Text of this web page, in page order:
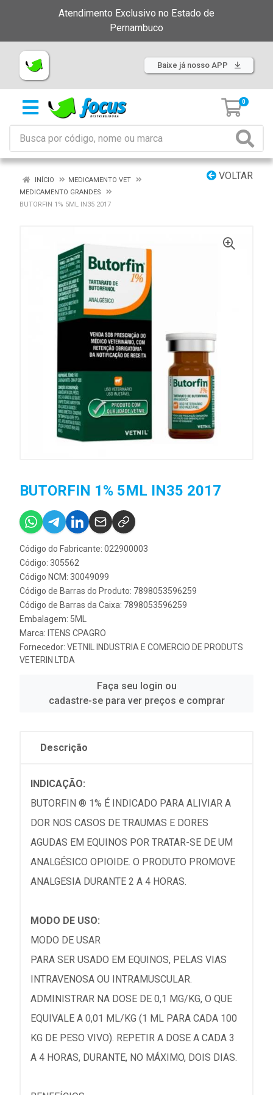
Atendimento Exclusivo no Estado de
Pernambuco
Baixe já nosso APP
0
VOLTAR
INÍCIO
MEDICAMENTO VET
MEDICAMENTO GRANDES
BUTORFIN 1% 5ML IN35 2017
BUTORFIN 1% 5ML IN35 2017
Código do Fabricante: 022900003
Código: 305562
Código NCM: 30049099
Código de Barras do Produto: 7898053596259
Código de Barras da Caixa: 7898053596259
Embalagem: 5ML
Marca: ITENS CPAGRO
Fornecedor: VETNIL INDUSTRIA E COMERCIO DE PRODUTS
VETERIN LTDA
Faça seu login ou
cadastre-se para ver preços e comprar
Descrição
INDICAÇÃO:
BUTORFIN ® 1% É INDICADO PARA ALIVIAR A
DOR NOS CASOS DE TRAUMAS E DORES
AGUDAS EM EQUINOS POR TRATAR-SE DE UM
ANALGÉSICO OPIOIDE. O PRODUTO PROMOVE
ANALGESIA DURANTE 2 A 4 HORAS.
MODO DE USO:
MODO DE USAR
PARA SER USADO EM EQUINOS, PELAS VIAS
INTRAVENOSA OU INTRAMUSCULAR.
ADMINISTRAR NA DOSE DE 0,1 MG/KG, O QUE
EQUIVALE A 0,01 ML/KG (1 ML PARA CADA 100
KG DE PESO VIVO). REPETIR A DOSE A CADA 3
A 4 HORAS, DURANTE, NO MÁXIMO, DOIS DIAS.